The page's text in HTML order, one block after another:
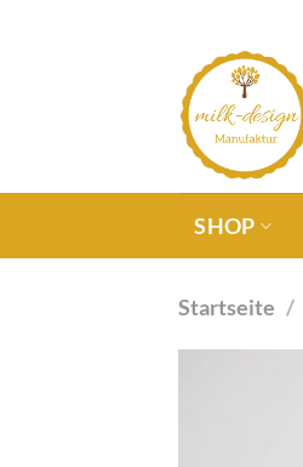
SHOP
Startseite /